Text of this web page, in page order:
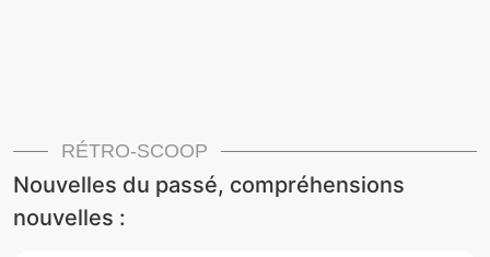
RÉTRO-SCOOP
Nouvelles du passé, compréhensions
nouvelles :